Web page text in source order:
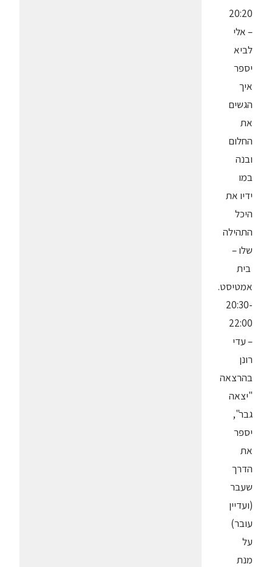
20:20
– אלי
לביא
יספר
איך
הגשים
את
החלום
ובנה
במו
ידיו את
היכל
התהילה
שלו –
בית
אמטיסט.
20:30-
22:00
– עדי
רונן
בהרצאה
"יצאה
גבר",
יספר
את
הדרך
שעבר
(ועדיין
עובר)
על
מנת